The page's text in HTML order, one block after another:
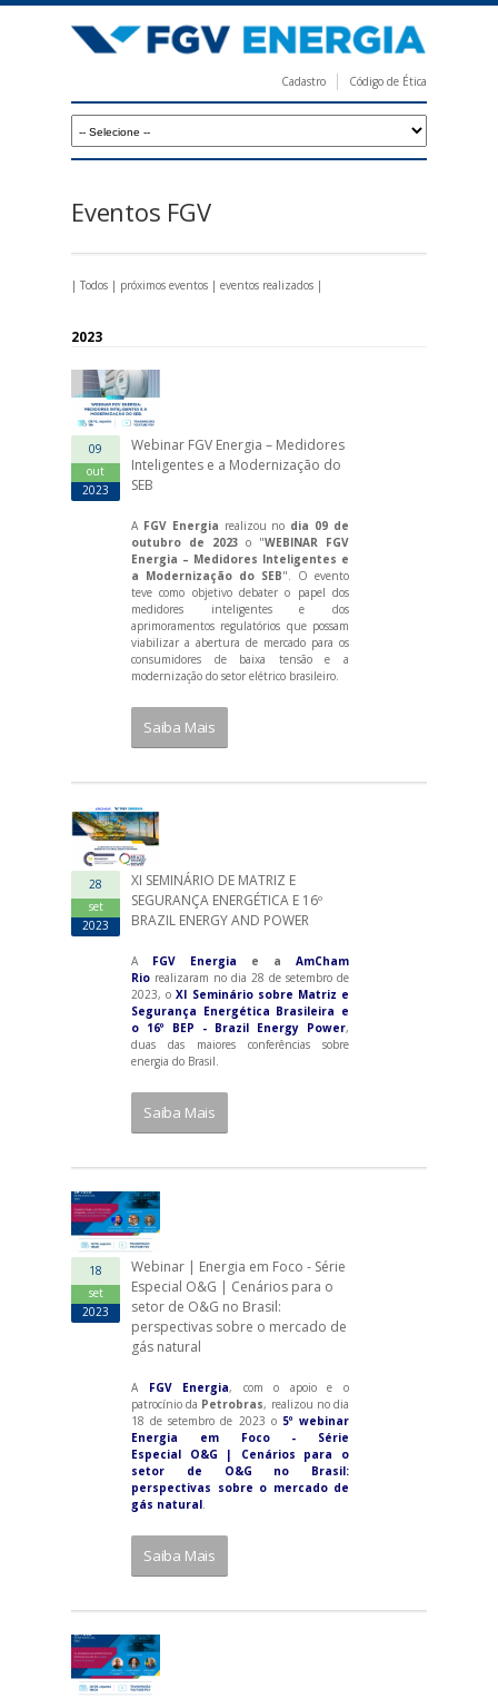
para
principal
V
r
a
Cadastro Código de Ética
Eventos FGV
| Todos | próximos eventos | eventos realizados |
2023
09
out
2023
Webinar FGV Energia – Medidores
Inteligentes e a Modernização do
SEB
A FGV Energia realizou no dia 09 de
outubro de 2023 o "WEBINAR FGV
Energia – Medidores Inteligentes e
a Modernização do SEB". O evento
teve como objetivo debater o papel dos
medidores inteligentes e dos
aprimoramentos regulatórios que possam
viabilizar a abertura de mercado para os
consumidores de baixa tensão e a
modernização do setor elétrico brasileiro.
Saiba Mais
28
set
2023
XI SEMINÁRIO DE MATRIZ E
SEGURANÇA ENERGÉTICA E 16º
BRAZIL ENERGY AND POWER
A FGV Energia e a AmCham
Rio realizaram no dia 28 de setembro de
2023, oXI Seminário sobre Matriz e
Segurança Energética Brasileira e
o 16º BEP - Brazil Energy Power,
duas das maiores conferências sobre
energia do Brasil.
Saiba Mais
18
set
2023
Webinar | Energia em Foco - Série
Especial O&G | Cenários para o
setor de O&G no Brasil:
perspectivas sobre o mercado de
gás natural
A FGV Energia, com o apoio e o
patrocínio da Petrobras, realizou no dia
18 de setembro de 2023 o 5º webinar
Energia em Foco - Série
Especial O&G | Cenários para o
setor de O&G no Brasil:
perspectivas sobre o mercado de
gás natural.
Saiba Mais